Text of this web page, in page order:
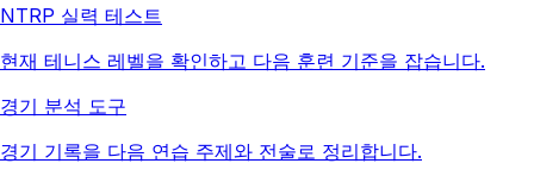
NTRP 실력 테스트
현재 테니스 레벨을 확인하고 다음 훈련 기준을 잡습니다.
경기 분석 도구
경기 기록을 다음 연습 주제와 전술로 정리합니다.